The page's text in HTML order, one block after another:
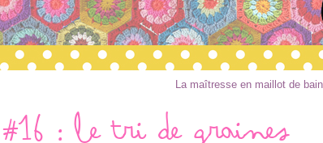
La maîtresse en maillot de bain